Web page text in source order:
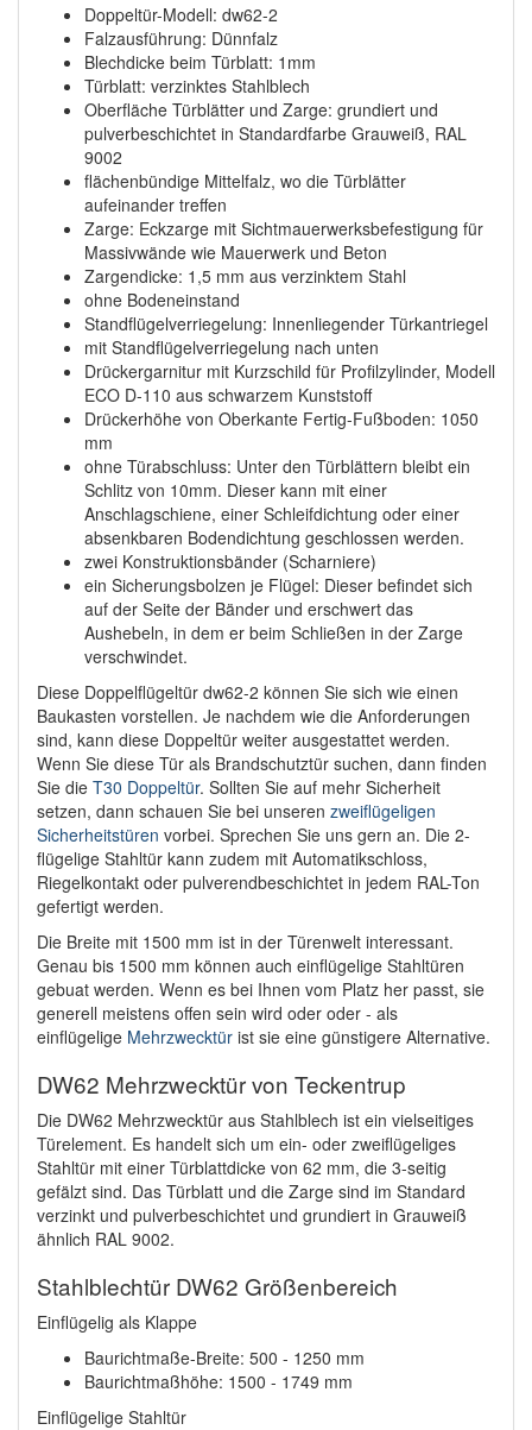
Doppeltür-Modell: dw62-2
Falzausführung: Dünnfalz
Blechdicke beim Türblatt: 1mm
Türblatt: verzinktes Stahlblech
Oberfläche Türblätter und Zarge: grundiert und
pulverbeschichtet in Standardfarbe Grauweiß, RAL
9002
flächenbündige Mittelfalz, wo die Türblätter
aufeinander treffen
Zarge: Eckzarge mit Sichtmauerwerksbefestigung für
Massivwände wie Mauerwerk und Beton
Zargendicke: 1,5 mm aus verzinktem Stahl
ohne Bodeneinstand
Standflügelverriegelung: Innenliegender Türkantriegel
mit Standflügelverriegelung nach unten
Drückergarnitur mit Kurzschild für Profilzylinder, Modell
ECO D-110 aus schwarzem Kunststoff
Drückerhöhe von Oberkante Fertig-Fußboden: 1050
mm
ohne Türabschluss: Unter den Türblättern bleibt ein
Schlitz von 10mm. Dieser kann mit einer
Anschlagschiene, einer Schleifdichtung oder einer
absenkbaren Bodendichtung geschlossen werden.
zwei Konstruktionsbänder (Scharniere)
ein Sicherungsbolzen je Flügel: Dieser befindet sich
auf der Seite der Bänder und erschwert das
Aushebeln, in dem er beim Schließen in der Zarge
verschwindet.
Diese Doppelflügeltür dw62-2 können Sie sich wie einen
Baukasten vorstellen. Je nachdem wie die Anforderungen
sind, kann diese Doppeltür weiter ausgestattet werden.
Wenn Sie diese Tür als Brandschutztür suchen, dann finden
Sie die T30 Doppeltür. Sollten Sie auf mehr Sicherheit
setzen, dann schauen Sie bei unseren zweiflügeligen
Sicherheitstüren vorbei. Sprechen Sie uns gern an. Die 2-
flügelige Stahltür kann zudem mit Automatikschloss,
Riegelkontakt oder pulverendbeschichtet in jedem RAL-Ton
gefertigt werden.
Die Breite mit 1500 mm ist in der Türenwelt interessant.
Genau bis 1500 mm können auch einflügelige Stahltüren
gebuat werden. Wenn es bei Ihnen vom Platz her passt, sie
generell meistens offen sein wird oder oder - als
einflügelige Mehrzwecktür ist sie eine günstigere Alternative.
DW62 Mehrzwecktür von Teckentrup
Die DW62 Mehrzwecktür aus Stahlblech ist ein vielseitiges
Türelement. Es handelt sich um ein- oder zweiflügeliges
Stahltür mit einer Türblattdicke von 62 mm, die 3-seitig
gefälzt sind. Das Türblatt und die Zarge sind im Standard
verzinkt und pulverbeschichtet und grundiert in Grauweiß
ähnlich RAL 9002.
Stahlblechtür DW62 Größenbereich
Einflügelig als Klappe
Baurichtmaße-Breite: 500 - 1250 mm
Baurichtmaßhöhe: 1500 - 1749 mm
Einflügelige Stahltür